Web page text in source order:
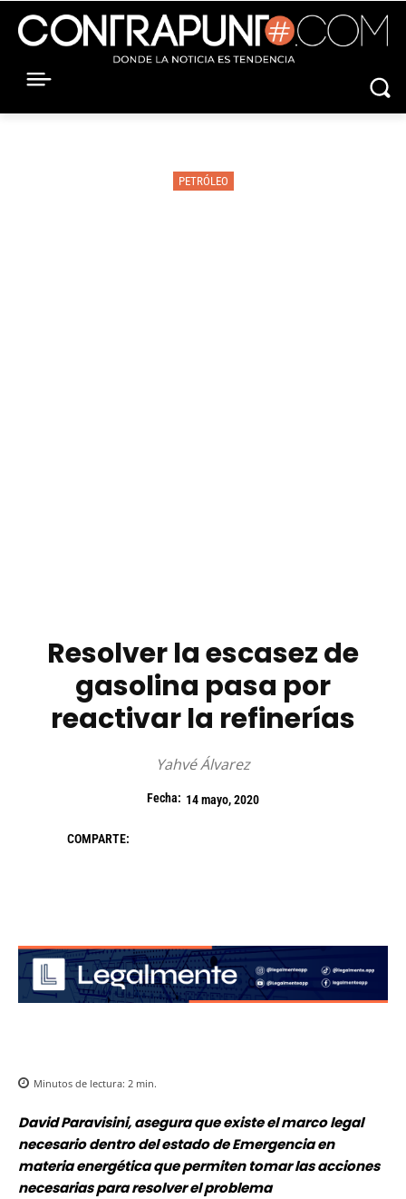
PETRÓLEO
Resolver la escasez de
gasolina pasa por
reactivar la refinerías
Yahvé Álvarez
Fecha: 14 mayo, 2020
COMPARTE:
Minutos de lectura: 2 min.
David Paravisini, asegura que existe el marco legal
necesario dentro del estado de Emergencia en
materia energética que permiten tomar las acciones
necesarias para resolver el problema